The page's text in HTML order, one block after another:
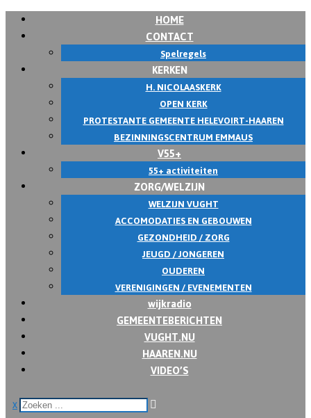
HOME
CONTACT
Spelregels
KERKEN
H. NICOLAASKERK
OPEN KERK
PROTESTANTE GEMEENTE HELEVOIRT-HAAREN
BEZINNINGSCENTRUM EMMAUS
V55+
55+ activiteiten
ZORG/WELZIJN
WELZIJN VUGHT
ACCOMODATIES EN GEBOUWEN
GEZONDHEID / ZORG
JEUGD / JONGEREN
OUDEREN
VERENIGINGEN / EVENEMENTEN
wijkradio
GEMEENTEBERICHTEN
VUGHT.NU
HAAREN.NU
VIDEO’S
x